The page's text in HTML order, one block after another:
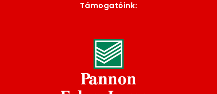
Támogatóink: